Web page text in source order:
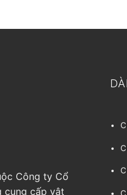
Công ty Cổ
cung cấp vật